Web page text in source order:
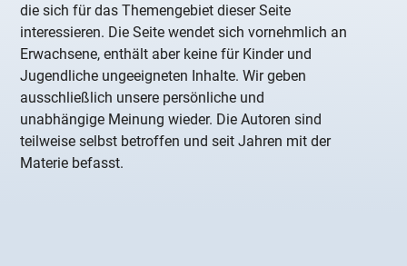
die sich für das Themengebiet dieser Seite
interessieren. Die Seite wendet sich vornehmlich an
Erwachsene, enthält aber keine für Kinder und
Jugendliche ungeeigneten Inhalte. Wir geben
ausschließlich unsere persönliche und
unabhängige Meinung wieder. Die Autoren sind
teilweise selbst betroffen und seit Jahren mit der
Materie befasst.